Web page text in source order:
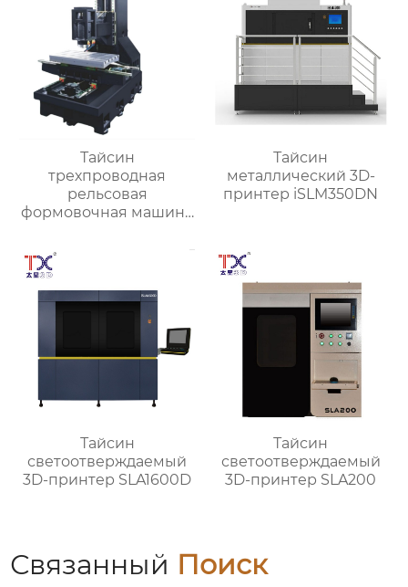
Тайсин
трехпроводная
рельсовая
формовочная машина
Тайсин
металлический 3D-
принтер iSLM350DN
Тайсин
светоотверждаемый
3D-принтер SLA1600D
Тайсин
светоотверждаемый
3D-принтер SLA200
Связанный Поиск